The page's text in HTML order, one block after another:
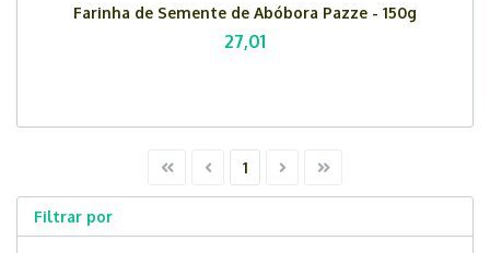
Farinha de Semente de Abóbora Pazze - 150g
27,01
1
Filtrar por